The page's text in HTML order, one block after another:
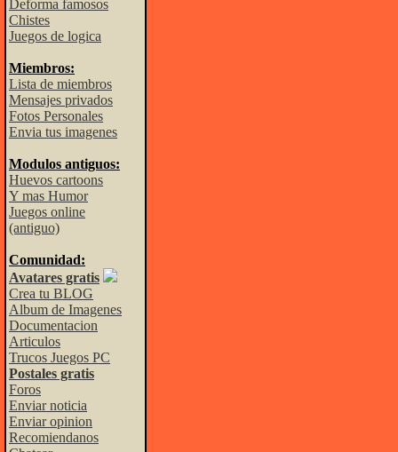
Deforma famosos
Chistes
Juegos de logica
Miembros:
Lista de miembros
Mensajes privados
Fotos Personales
Envia tus imagenes
Modulos antiguos:
Huevos cartoons
Y mas Humor
Juegos online
(antiguo)
Comunidad:
Avatares gratis
Crea tu BLOG
Album de Imagenes
Documentacion
Articulos
Trucos Juegos PC
Postales gratis
Foros
Enviar noticia
Enviar opinion
Recomiendanos